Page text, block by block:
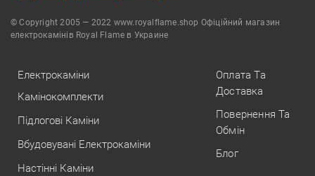
© Copyright 2005 — 2022 www.royalflame.shop Офіційний магазин
електрокамінів Royal Flame в Украине
Електрокаміни
Камінокомплекти
Підлогові Каміни
Вбудовувані Електрокаміни
Настінні Каміни
Оплата Та
Доставка
Повернення Та
Обмін
Блог